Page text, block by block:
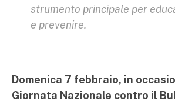
strumento principale per
e prevenire.
Domenica 7 febbraio, in
Giornata Nazionale contro il